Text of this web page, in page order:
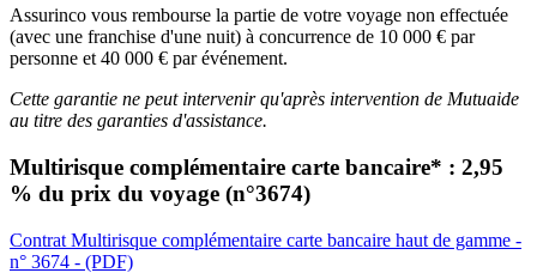
Assurinco vous rembourse la partie de votre voyage non effectuée
(avec une franchise d'une nuit) à concurrence de 10 000 € par
personne et 40 000 € par événement.
Cette garantie ne peut intervenir qu'après intervention de Mutuaide
au titre des garanties d'assistance.
Multirisque complémentaire carte bancaire* : 2,95
% du prix du voyage (n°3674)
Contrat Multirisque complémentaire carte bancaire haut de gamme -
n° 3674 - (PDF)